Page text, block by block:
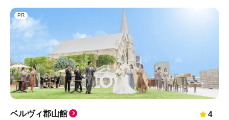
PR
ベルヴィ郡山館 4